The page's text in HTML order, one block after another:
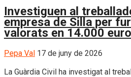
Investiguen al
empresa de Silla per
valorats en 14.000
Pepa Val 17 de juny de 2026
La Guàrdia Civil ha investigat al